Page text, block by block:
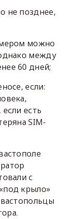
не позднее,
можно
между
60 дней;
если:
есть
SIM-
с
крыло»